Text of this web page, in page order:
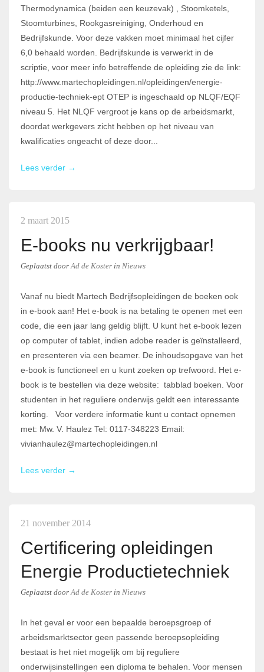
Thermodynamica (beiden een keuzevak) , Stoomketels,
Stoomturbines, Rookgasreiniging, Onderhoud en
Bedrijfskunde. Voor deze vakken moet minimaal het cijfer
6,0 behaald worden. Bedrijfskunde is verwerkt in de
scriptie, voor meer info betreffende de opleiding zie de link:
http://www.martechopleidingen.nl/opleidingen/energie-
productie-techniek-ept OTEP is ingeschaald op NLQF/EQF
niveau 5. Het NLQF vergroot je kans op de arbeidsmarkt,
doordat werkgevers zicht hebben op het niveau van
kwalificaties ongeacht of deze door...
Lees verder →
2 maart 2015
E-books nu verkrijgbaar!
Geplaatst doorAd de Koster in Nieuws
Vanaf nu biedt Martech Bedrijfsopleidingen de boeken ook
in e-book aan! Het e-book is na betaling te openen met een
code, die een jaar lang geldig blijft. U kunt het e-book lezen
op computer of tablet, indien adobe reader is geïnstalleerd,
en presenteren via een beamer. De inhoudsopgave van het
e-book is functioneel en u kunt zoeken op trefwoord. Het e-
book is te bestellen via deze website: tabblad boeken. Voor
studenten in het reguliere onderwijs geldt een interessante
korting. Voor verdere informatie kunt u contact opnemen
met: Mw. V. Haulez Tel: 0117-348223 Email:
vivianhaulez@martechopleidingen.nl
Lees verder →
21 november 2014
Certificering opleidingen
Energie Productietechniek
Geplaatst doorAd de Koster in Nieuws
In het geval er voor een bepaalde beroepsgroep of
arbeidsmarktsector geen passende beroepsopleiding
bestaat is het niet mogelijk om bij reguliere
onderwijsinstellingen een diploma te behalen. Voor mensen